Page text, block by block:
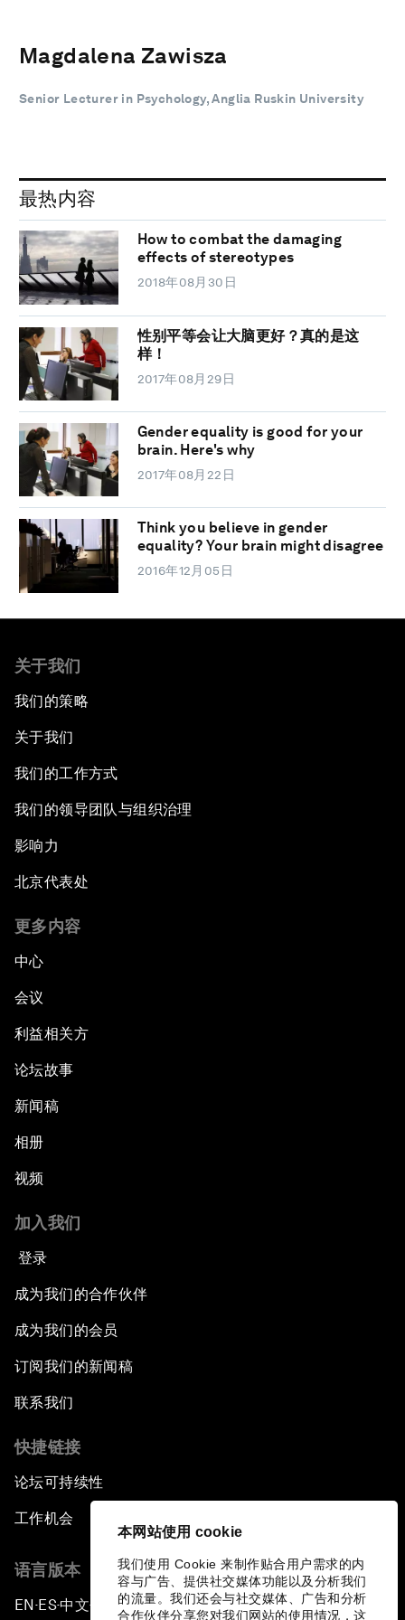
本网站使用 cookie
我们使用 Cookie 来制作贴合用户需求的内
容与广告、提供社交媒体功能以及分析我们
的流量。我们还会与社交媒体、广告和分析
合作伙伴分享您对我们网站的使用情况，这
Magdalena Zawisza
Senior Lecturer in Psychology, Anglia Ruskin University
最热内容
How to combat the damaging
effects of stereotypes
2018年08月30日
性别平等会让大脑更好？真的是这
样！
2017年08月29日
Gender equality is good for your
brain. Here's why
2017年08月22日
Think you believe in gender
equality? Your brain might disagree
2016年12月05日
关于我们
我们的策略
关于我们
我们的工作方式
我们的领导团队与组织治理
影响力
北京代表处
更多内容
中心
会议
利益相关方
论坛故事
新闻稿
相册
视频
加入我们
登录
成为我们的合作伙伴
成为我们的会员
订阅我们的新闻稿
联系我们
快捷链接
论坛可持续性
工作机会
语言版本
EN ▪ES▪中文▪ 日本語